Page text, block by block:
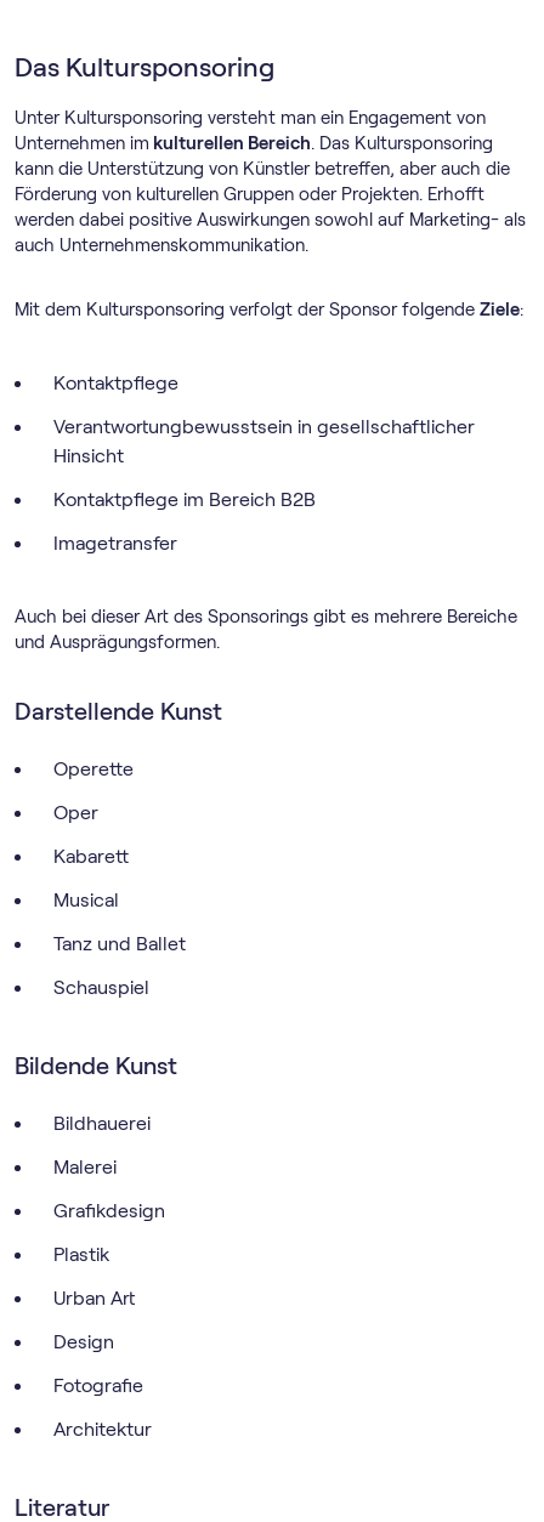
Das Kultursponsoring
Unter Kultursponsoring versteht man ein Engagement von
Unternehmen im kulturellen Bereich. Das Kultursponsoring
kann die Unterstützung von Künstler betreffen, aber auch die
Förderung von kulturellen Gruppen oder Projekten. Erhofft
werden dabei positive Auswirkungen sowohl auf Marketing- als
auch Unternehmenskommunikation.
Mit dem Kultursponsoring verfolgt der Sponsor folgende Ziele:
Kontaktpflege
Verantwortungbewusstsein in gesellschaftlicher
Hinsicht
Kontaktpflege im Bereich B2B
Imagetransfer
Auch bei dieser Art des Sponsorings gibt es mehrere Bereiche
und Ausprägungsformen.
Darstellende Kunst
Operette
Oper
Kabarett
Musical
Tanz und Ballet
Schauspiel
Bildende Kunst
Bildhauerei
Malerei
Grafikdesign
Plastik
Urban Art
Design
Fotografie
Architektur
Literatur